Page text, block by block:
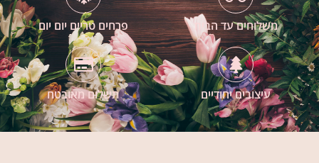
משלוחים עד הבית פרחים טריים יום יום
עיצובים יחודיים תשלום מאובטח